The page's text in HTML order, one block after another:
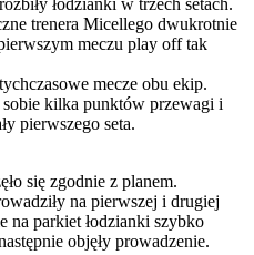
trenera Micellego dwukrotnie
meczu play off tak
mecze obu ekip.
kilka punktów przewagi i
pierwszego seta.
się zgodnie z planem.
na pierwszej i drugiej
na parkiet łodzianki szybko
objęły prowadzenie.